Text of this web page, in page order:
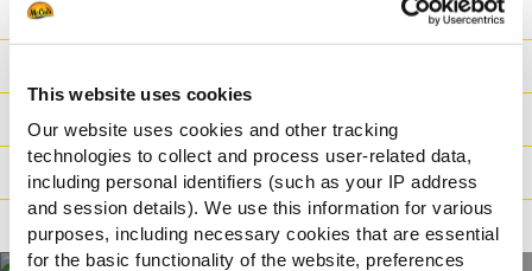
This website uses cookies
Our website uses cookies and other tracking
technologies to collect and process user-related data,
including personal identifiers (such as your IP address
and session details). We use this information for various
purposes, including necessary cookies that are essential
for the basic functionality of the website, preferences
Tápanyag-információ
Súly / Méret
Elkészítési javaslat
Állítások